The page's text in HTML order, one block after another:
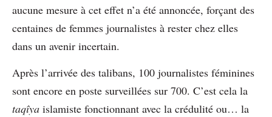
aucune mesure à cet effet n’a été annoncée, forçant des
centaines de femmes journalistes à rester chez elles
dans un avenir incertain.
Après l’arrivée des talibans, 100 journalistes féminines
sont encore en poste surveillées sur 700. C’est cela la
taqîya islamiste fonctionnant avec la crédulité ou… la